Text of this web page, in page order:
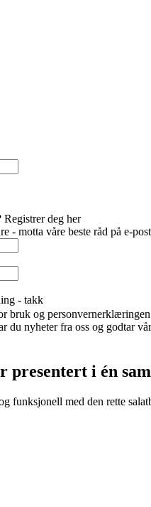
deg her
- motta våre beste råd på e-
- takk
bruk og
du nyheter fra oss og godtar
presentert i én
funksjonell med den rette